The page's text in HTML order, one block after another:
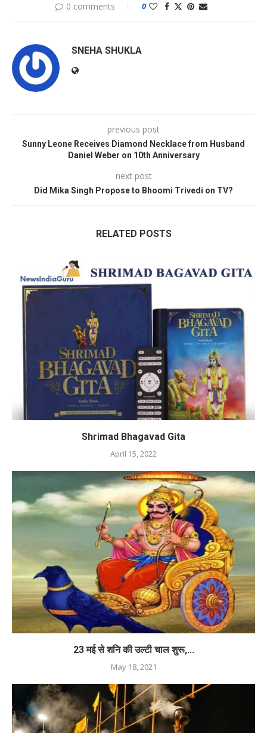
0 comments 0
SNEHA SHUKLA
previous post
Sunny Leone Receives Diamond Necklace from Husband
Daniel Weber on 10th Anniversary
next post
Did Mika Singh Propose to Bhoomi Trivedi on TV?
RELATED POSTS
Shrimad Bhagavad Gita
April 15, 2022
23 मई से शनि की उल्टी चाल शुरू,...
May 18, 2021